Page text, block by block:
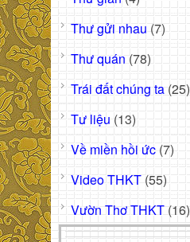
Thư gửi nhau (7)
Thư quán (78)
Trái đất chúng ta (25)
Tư liệu (13)
Về miền hồi ức (7)
Video THKT (55)
Vườn Thơ THKT (16)